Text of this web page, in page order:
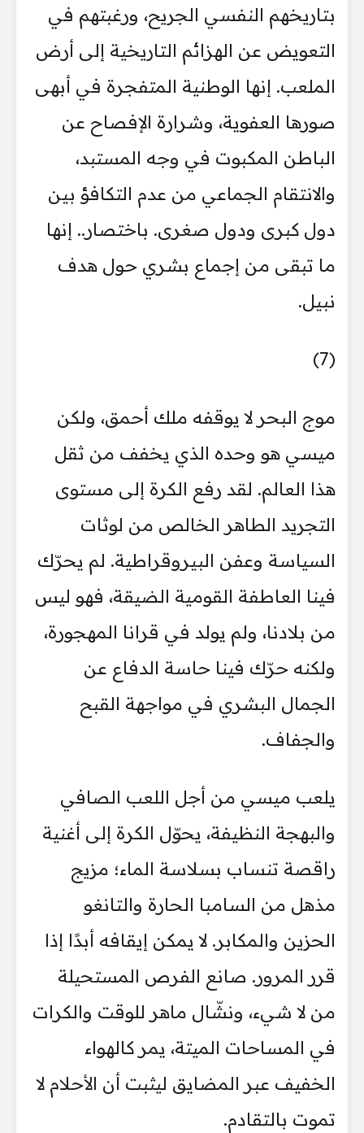
بتاريخهم النفسي الجريح، ورغبتهم في
التعويض عن الهزائم التاريخية إلى أرض
الملعب. إنها الوطنية المتفجرة في أبهى
صورها العفوية، وشرارة الإفصاح عن
الباطن المكبوت في وجه المستبد،
والانتقام الجماعي من عدم التكافؤ بين
دول كبرى ودول صغرى. باختصار.. إنها
ما تبقى من إجماع بشري حول هدف
نبيل.
(7)
موج البحر لا يوقفه ملك أحمق، ولكن
ميسي هو وحده الذي يخفف من ثقل
هذا العالم. لقد رفع الكرة إلى مستوى
التجريد الطاهر الخالص من لوثات
السياسة وعفن البيروقراطية. لم يحرّك
فينا العاطفة القومية الضيقة، فهو ليس
من بلادنا، ولم يولد في قرانا المهجورة،
ولكنه حرّك فينا حاسة الدفاع عن
الجمال البشري في مواجهة القبح
والجفاف.
يلعب ميسي من أجل اللعب الصافي
والبهجة النظيفة، يحوّل الكرة إلى أغنية
راقصة تنساب بسلاسة الماء؛ مزيج
مذهل من السامبا الحارة والتانغو
الحزين والمكابر. لا يمكن إيقافه أبدًا إذا
قرر المرور. صانع الفرص المستحيلة
من لا شيء، ونشّال ماهر للوقت والكرات
في المساحات الميتة، يمر كالهواء
الخفيف عبر المضايق ليثبت أن الأحلام لا
تموت بالتقادم.